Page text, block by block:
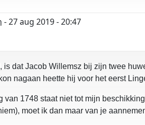
- 27 aug 2019 - 20:47
is dat Jacob Willemsz bij zijn twee
nagaan heette hij voor het eerst
van 1748 staat niet tot mijn
moet ik dan maar van je